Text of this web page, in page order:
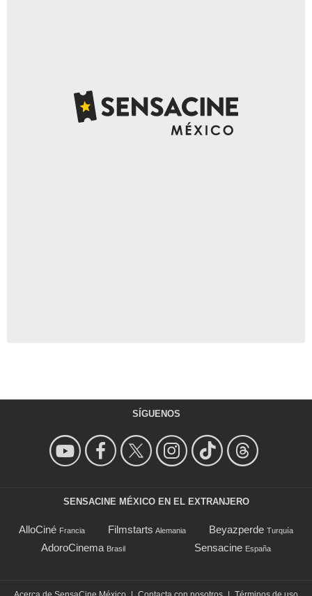
SÍGUENOS
SENSACINE MÉXICO EN EL EXTRANJERO
AlloCiné Francia Filmstarts Alemania Beyazperde Turquía
AdoroCinema Brasil Sensacine España